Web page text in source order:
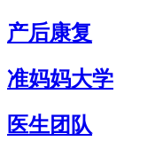
产后康复
准妈妈大学
医生团队